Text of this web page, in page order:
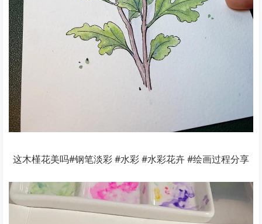
这木槿花美吗#钢笔淡彩 #水彩 #水彩花卉 #绘画过程分享